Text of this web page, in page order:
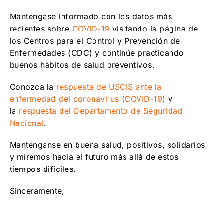
Manténgase informado con los datos más
recientes sobre COVID-19 visitando la página de
los Centros para el Control y Prevención de
Enfermedades (CDC) y continúe practicando
buenos hábitos de salud preventivos.
Conozca la respuesta de USCIS ante la
enfermedad del coronavirus (COVID-19) y
la respuesta del Departamento de Seguridad
Nacional.
Manténganse en buena salud, positivos, solidarios
y miremos hacia el futuro más allá de estos
tiempos difíciles.
Sinceramente,